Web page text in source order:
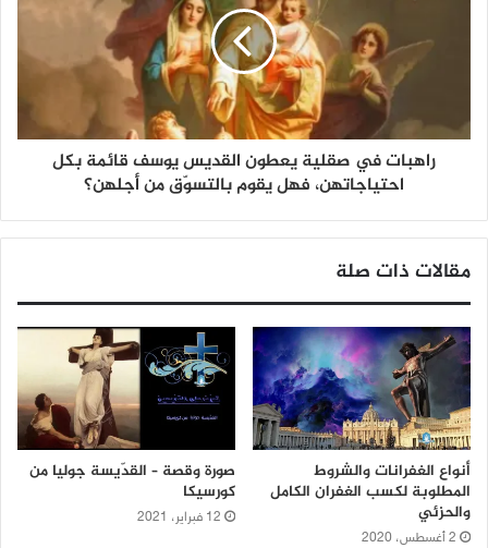
راهبات في صقلية يعطون القديس يوسف قائمة بكل
احتياجاتهن، فهل يقوم بالتسوّق من أجلهن؟
مقالات ذات صلة
أنواع الغفرانات والشروط
المطلوبة لكسب الغفران الكامل
والحزئي
2 أغسطس، 2020
صورة وقصة – القدّيسة جوليا من
كورسيكا
12 فبراير، 2021